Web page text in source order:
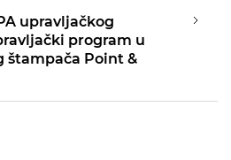
upravljačkog
program u
štampača Point &